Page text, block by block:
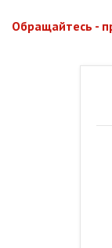
Обращайтесь -